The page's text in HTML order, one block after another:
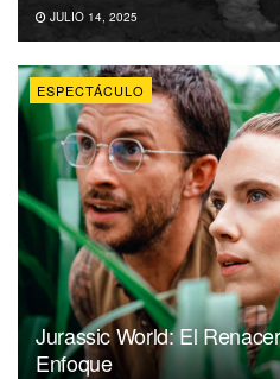
JULIO 14, 2025
ESPECTÁCULO
Jurassic World: El
Enfoque